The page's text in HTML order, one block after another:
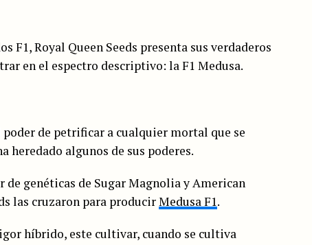
F1, Royal Queen Seeds presenta sus verdaderos
en el espectro descriptivo: la F1 Medusa.
de petrificar a cualquier mortal que se
heredado algunos de sus poderes.
genéticas de Sugar Magnolia y American
las cruzaron para producirMedusa F1.
híbrido, este cultivar, cuando se cultiva